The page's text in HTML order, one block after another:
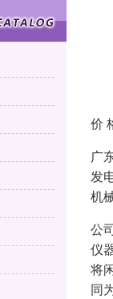
价
广
发
机
公
仪
将
同